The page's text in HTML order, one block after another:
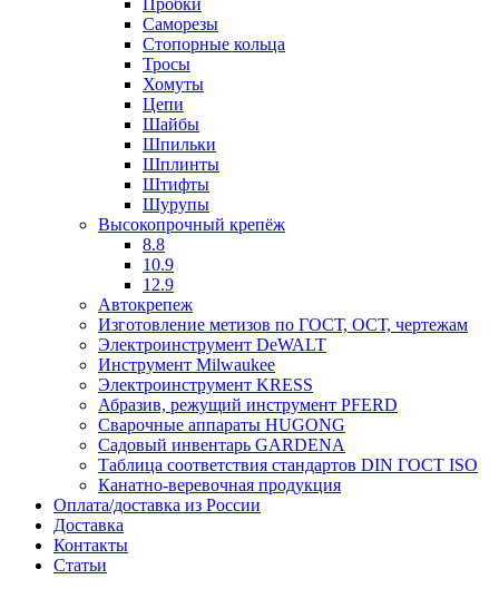
Пробки
Саморезы
Стопорные кольца
Тросы
Хомуты
Цепи
Шайбы
Шпильки
Шплинты
Штифты
Шурупы
Высокопрочный крепёж
8.8
10.9
12.9
Автокрепеж
Изготовление метизов по ГОСТ, ОСТ, чертежам
Электроинструмент DeWALT
Инструмент Milwaukee
Электроинструмент KRESS
Абразив, режущий инструмент PFERD
Сварочные аппараты HUGONG
Садовый инвентарь GARDENA
Таблица соответствия стандартов DIN ГОСТ ISO
Канатно-веревочная продукция
Оплата/доставка из России
Доставка
Контакты
Статьи